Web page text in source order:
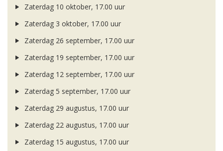
Zaterdag 10 oktober, 17.00 uur
Zaterdag 3 oktober, 17.00 uur
Zaterdag 26 september, 17.00 uur
Zaterdag 19 september, 17.00 uur
Zaterdag 12 september, 17.00 uur
Zaterdag 5 september, 17.00 uur
Zaterdag 29 augustus, 17.00 uur
Zaterdag 22 augustus, 17.00 uur
Zaterdag 15 augustus, 17.00 uur